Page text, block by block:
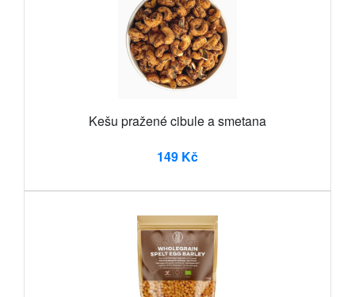
Kešu pražené cibule a smetana
149 Kč